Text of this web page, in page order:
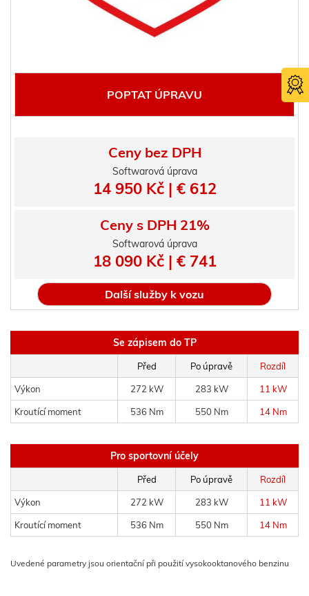
POPTAT ÚPRAVU
Ceny bez DPH
Softwarová úprava
14 950 Kč | € 612
Ceny s DPH 21%
Softwarová úprava
18 090 Kč | € 741
Další služby k vozu
Se zápisem do TP
Před Po úpravě Rozdíl
Výkon 272 kW 283 kW 11 kW
Kroutící moment 536 Nm 550 Nm 14 Nm
Pro sportovní účely
Před Po úpravě Rozdíl
Výkon 272 kW 283 kW 11 kW
Kroutící moment 536 Nm 550 Nm 14 Nm
Uvedené parametry jsou orientační při použití vysokooktanového benzinu